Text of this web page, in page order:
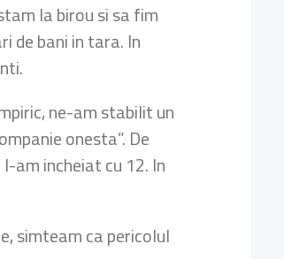
la birou si sa fim
de bani in tara. In
ne-am stabilit un
onesta”. De
am incheiat cu 12. In
simteam ca pericolul